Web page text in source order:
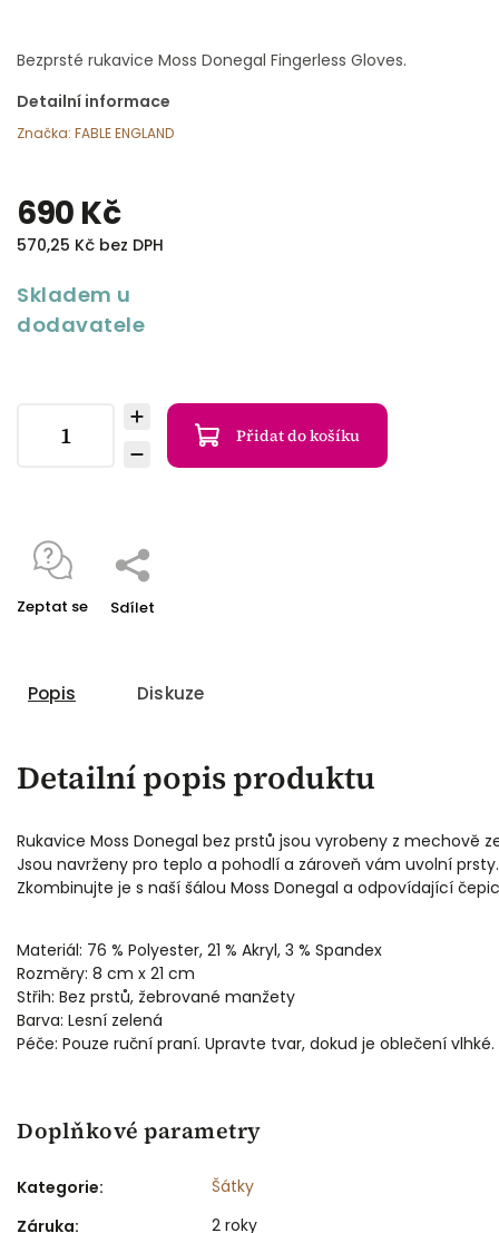
Bezprsté rukavice Moss Donegal Fingerless Gloves.
Detailní informace
Značka: FABLE ENGLAND
690 Kč
570,25 Kč bez DPH
Skladem u
dodavatele
Přidat do košíku
Zeptat se Sdílet
Popis Diskuze
Detailní popis produktu
Rukavice Moss Donegal bez prstů jsou vyrobeny z
Jsou navrženy pro teplo a pohodlí a zároveň vám uvolní prsty.
Zkombinujte je s naší šálou Moss Donegal a odpovídající
Materiál: 76 % Polyester, 21 % Akryl, 3 % Spandex
Rozměry: 8 cm x 21 cm
Střih: Bez prstů, žebrované manžety
Barva: Lesní zelená
Péče: Pouze ruční praní. Upravte tvar, dokud je oblečení
Doplňkové parametry
Kategorie:
Šátky
Záruka: 2 roky